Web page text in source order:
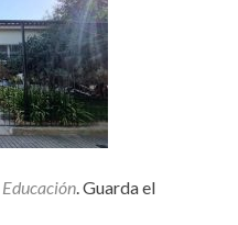
Educación. Guarda el